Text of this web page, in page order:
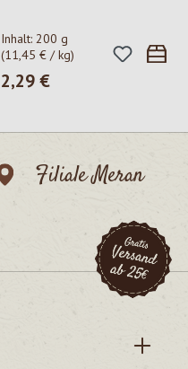
Inhalt: 200 g
(11,45 € / kg)
Regulärer Preis:
2,29 €
Filiale Meran